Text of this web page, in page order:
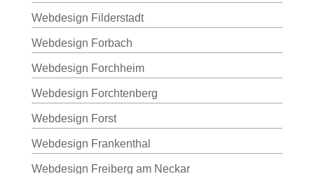
Webdesign Filderstadt
Webdesign Forbach
Webdesign Forchheim
Webdesign Forchtenberg
Webdesign Forst
Webdesign Frankenthal
Webdesign Freiberg am Neckar